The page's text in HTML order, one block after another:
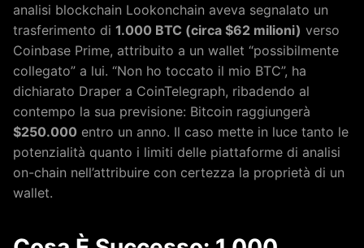
analisi blockchain Lookonchain aveva segnalato un
trasferimento di 1.000 BTC (circa $62 milioni) verso
Coinbase Prime, attribuito a un wallet “possibilmente
collegato” a lui. “Non ho toccato il mio BTC”, ha
dichiarato Draper a CoinTelegraph, ribadendo al
contempo la sua previsione: Bitcoin raggiungerà
$250.000 entro un anno. Il caso mette in luce tanto le
potenzialità quanto i limiti delle piattaforme di analisi
on-chain nell’attribuire con certezza la proprietà di un
wallet.